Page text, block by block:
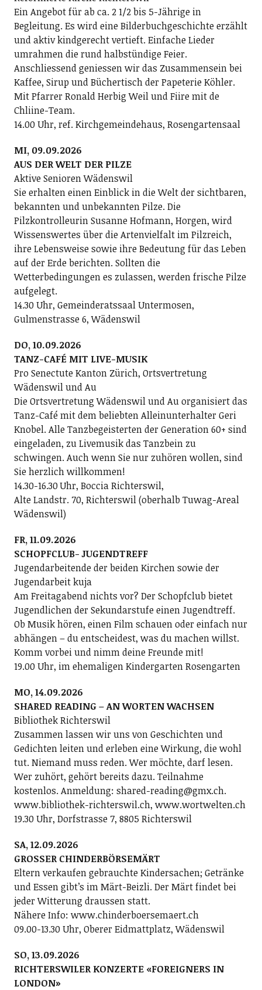
Ein Angebot für ab ca. 2 1/2 bis 5-Jährige in
Begleitung. Es wird eine Bilderbuchgeschichte erzählt
und aktiv kindgerecht vertieft. Einfache Lieder
umrahmen die rund halbstündige Feier.
Anschliessend geniessen wir das Zusammensein bei
Kaffee, Sirup und Büchertisch der Papeterie Köhler.
Mit Pfarrer Ronald Herbig Weil und Fiire mit de
Chliine-Team.
14.00 Uhr, ref. Kirchgemeindehaus, Rosengartensaal
MI, 09.09.2026
AUS DER WELT DER PILZE
Aktive Senioren Wädenswil
Sie erhalten einen Einblick in die Welt der sichtbaren,
bekannten und unbekannten Pilze. Die
Pilzkontrolleurin Susanne Hofmann, Horgen, wird
Wissenswertes über die Artenvielfalt im Pilzreich,
ihre Lebensweise sowie ihre Bedeutung für das Leben
auf der Erde berichten. Sollten die
Wetterbedingungen es zulassen, werden frische Pilze
aufgelegt.
14.30 Uhr, Gemeinderatssaal Untermosen,
Gulmenstrasse 6, Wädenswil
DO, 10.09.2026
TANZ-CAFÉ MIT LIVE-MUSIK
Pro Senectute Kanton Zürich, Ortsvertretung
Wädenswil und Au
Die Ortsvertretung Wädenswil und Au organisiert das
Tanz-Café mit dem beliebten Alleinunterhalter Geri
Knobel. Alle Tanzbegeisterten der Generation 60+ sind
eingeladen, zu Livemusik das Tanzbein zu
schwingen. Auch wenn Sie nur zuhören wollen, sind
Sie herzlich willkommen!
14.30-16.30 Uhr, Boccia Richterswil,
Alte Landstr. 70, Richterswil (oberhalb Tuwag-Areal
Wädenswil)
FR, 11.09.2026
SCHOPFCLUB- JUGENDTREFF
Jugendarbeitende der beiden Kirchen sowie der
Jugendarbeit kuja
Am Freitagabend nichts vor? Der Schopfclub bietet
Jugendlichen der Sekundarstufe einen Jugendtreff.
Ob Musik hören, einen Film schauen oder einfach nur
abhängen – du entscheidest, was du machen willst.
Komm vorbei und nimm deine Freunde mit!
19.00 Uhr, im ehemaligen Kindergarten Rosengarten
MO, 14.09.2026
SHARED READING – AN WORTEN WACHSEN
Bibliothek Richterswil
Zusammen lassen wir uns von Geschichten und
Gedichten leiten und erleben eine Wirkung, die wohl
tut. Niemand muss reden. Wer möchte, darf lesen.
Wer zuhört, gehört bereits dazu. Teilnahme
kostenlos. Anmeldung: shared-reading@gmx.ch.
www.bibliothek-richterswil.ch, www.wortwelten.ch
19.30 Uhr, Dorfstrasse 7, 8805 Richterswil
SA, 12.09.2026
GROSSER CHINDERBÖRSEMÄRT
Eltern verkaufen gebrauchte Kindersachen; Getränke
und Essen gibt’s im Märt-Beizli. Der Märt findet bei
jeder Witterung draussen statt.
Nähere Info: www.chinderboersemaert.ch
09.00-13.30 Uhr, Oberer Eidmattplatz, Wädenswil
SO, 13.09.2026
RICHTERSWILER KONZERTE «FOREIGNERS IN
LONDON»